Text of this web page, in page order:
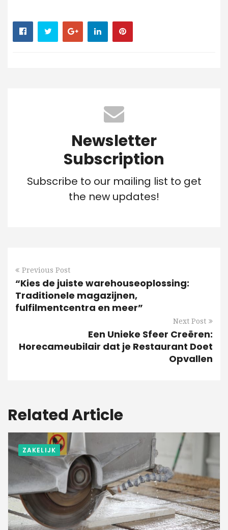
Newsletter
Subscription
Subscribe to our mailing list to get
the new updates!
Previous Post
“Kies de juiste warehouseoplossing:
Traditionele magazijnen,
fulfilmentcentra en meer”
Next Post
Een Unieke Sfeer Creëren:
Horecameubilair dat je Restaurant Doet
Opvallen
Related Article
ZAKELIJK